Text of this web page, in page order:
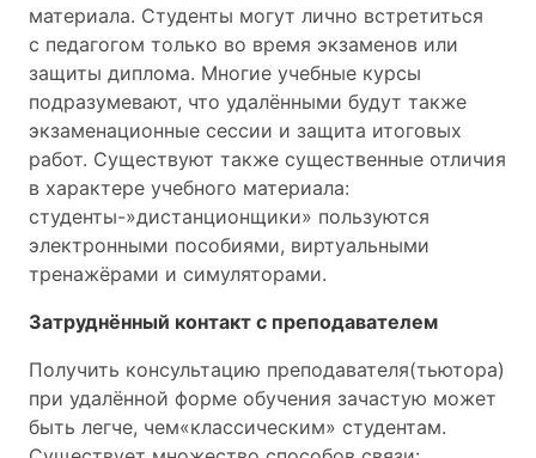
материала. Студенты могут лично встретиться
с педагогом только во время экзаменов или
защиты диплома. Многие учебные курсы
подразумевают, что удалёнными будут также
экзаменационные сессии и защита итоговых
работ. Существуют также существенные отличия
в характере учебного материала:
студенты-»дистанционщики» пользуются
электронными пособиями, виртуальными
тренажёрами и симуляторами.
Затруднённый контакт с преподавателем
Получить консультацию преподавателя(тьютора)
при удалённой форме обучения зачастую может
быть легче, чем«классическим» студентам.